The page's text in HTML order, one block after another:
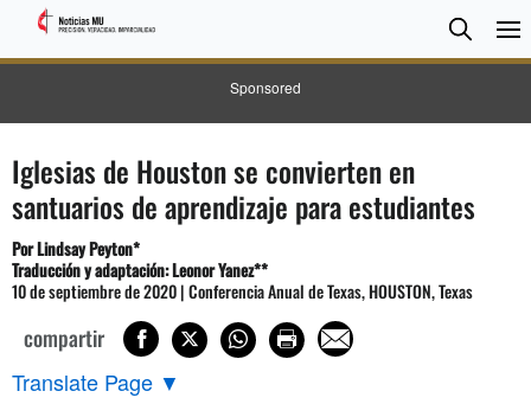
Sponsored
Search
Iglesias de Houston se convierten en
santuarios de aprendizaje para estudiantes
Por Lindsay Peyton*
Traducción y adaptación: Leonor Yanez**
10 de septiembre de 2020 | Conferencia Anual de Texas, HOUSTON, Texas
compartir
Translate Page ▼